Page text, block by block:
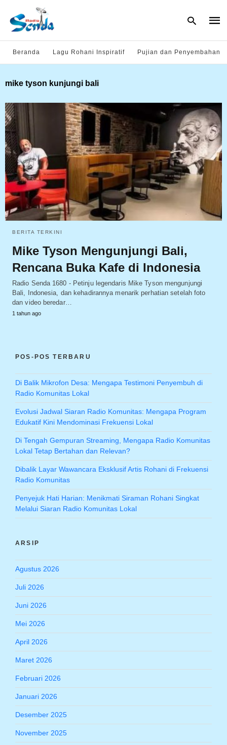
and
hit
Beranda Lagu Rohani Inspiratif Pujian dan Penyembahan
mike tyson kunjungi bali
BERITA TERKINI
Mike Tyson Mengunjungi Bali,
Rencana Buka Kafe di Indonesia
Radio Senda 1680 - Petinju legendaris Mike Tyson mengunjungi
Bali, Indonesia, dan kehadirannya menarik perhatian setelah foto
dan video beredar…
1 tahun ago
POS-POS TERBARU
Di Balik Mikrofon Desa: Mengapa Testimoni Penyembuh di
Radio Komunitas Lokal
Evolusi Jadwal Siaran Radio Komunitas: Mengapa Program
Edukatif Kini Mendominasi Frekuensi Lokal
Di Tengah Gempuran Streaming, Mengapa Radio Komunitas
Lokal Tetap Bertahan dan Relevan?
Dibalik Layar Wawancara Eksklusif Artis Rohani di Frekuensi
Radio Komunitas
Penyejuk Hati Harian: Menikmati Siraman Rohani Singkat
Melalui Siaran Radio Komunitas Lokal
ARSIP
Agustus 2026
Juli 2026
Juni 2026
Mei 2026
April 2026
Maret 2026
Februari 2026
Januari 2026
Desember 2025
November 2025